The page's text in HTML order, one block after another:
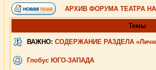
АРХИВ ФОРУМА ТЕАТРА
Темы
ВАЖНО: СОДЕРЖАНИЕ РАЗДЕЛА
Глобус ЮГО-ЗАПАДА